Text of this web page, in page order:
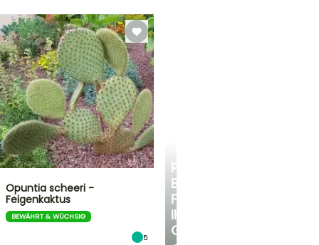
PERSÖNLICHE
BERATUNG
FÜR
IHREN
GARTEN
Opuntia scheeri -
Feigenkaktus
BEWÄHRT & WÜCHSIG
5